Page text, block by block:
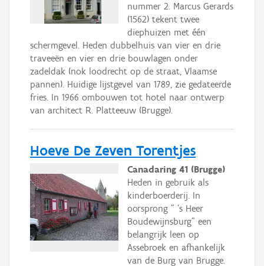
nummer 2. Marcus Gerards
(1562) tekent twee
diephuizen met één
schermgevel. Heden dubbelhuis van vier en drie
traveeën en vier en drie bouwlagen onder
zadeldak (nok loodrecht op de straat, Vlaamse
pannen). Huidige lijstgevel van 1789, zie gedateerde
fries. In 1966 ombouwen tot hotel naar ontwerp
van architect R. Platteeuw (Brugge).
Hoeve De Zeven Torentjes
Canadaring 41 (Brugge)
Heden in gebruik als
kinderboerderij. In
oorsprong " 's Heer
Boudewijnsburg" een
belangrijk leen op
Assebroek en afhankelijk
van de Burg van Brugge.